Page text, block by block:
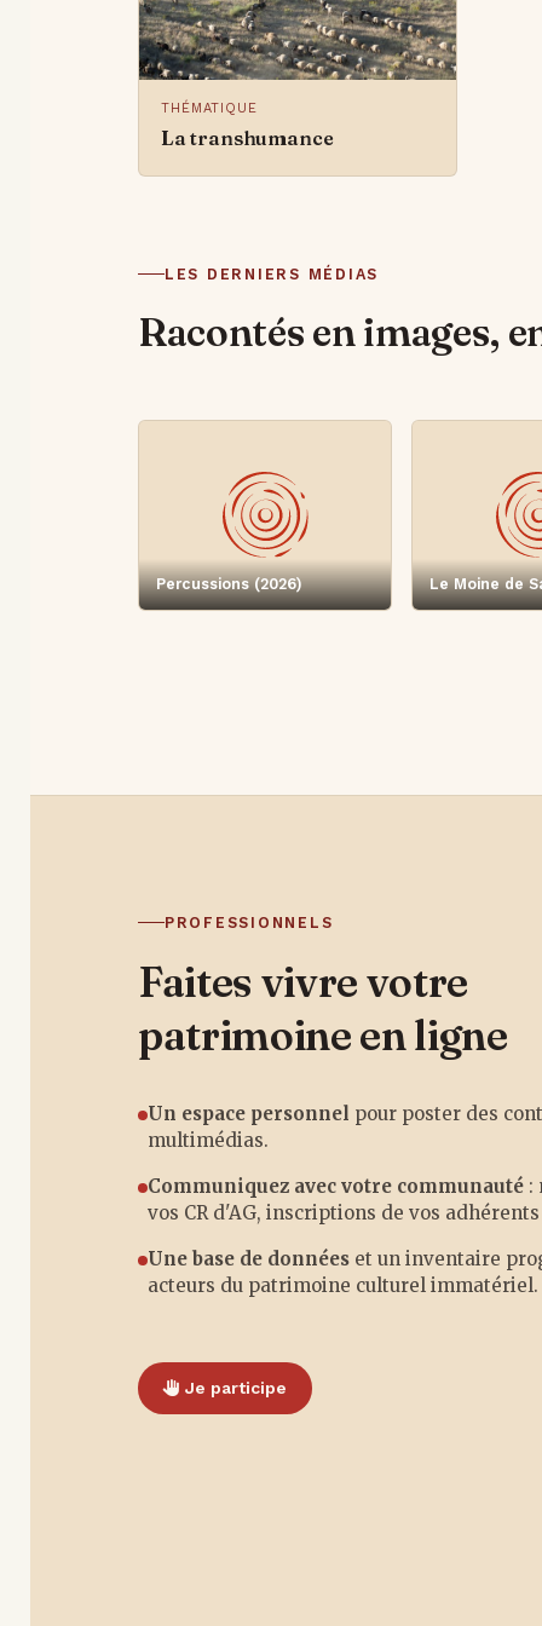
THÉMATIQUE
La transhumance
LES DERNIERS MÉDIAS
Racontés en images,
Percussions (2026) Le Moine de
PROFESSIONNELS
Faites vivre votre
patrimoine en ligne
Un espace personnel pour poster des
multimédias.
Communiquez avec votre communauté:
vos CR d'AG, inscriptions de vos
Une base de donnéeset un inventaire
acteurs du patrimoine culturel immatériel.
Je participe